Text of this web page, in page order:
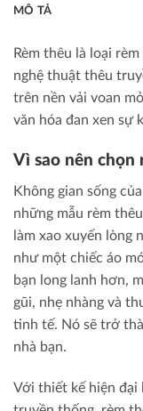
MÔ TẢ
Rèm thêu là loại
nghệ thuật thêu
trên nền vải voan
văn hóa đan xen sự
Vì sao nên chọn
Không gian sống
những mẫu rèm
làm xao xuyến lòng
như một chiếc áo
bạn long lanh hơn,
gũi, nhẹ nhàng và
tinh tế. Nó sẽ trở
nhà bạn.
Với thiết kế hiện